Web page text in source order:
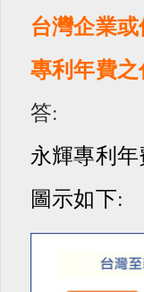
台灣企業
專利年費
答:
永輝專利
圖示如下: